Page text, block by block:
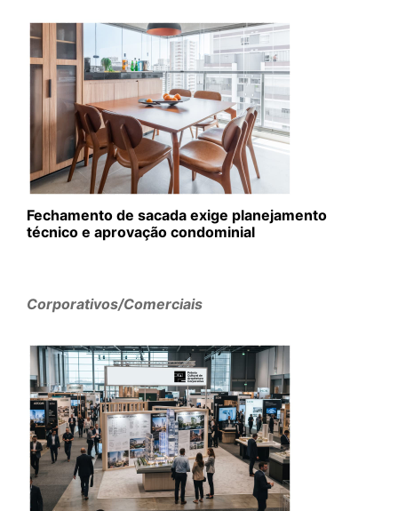
Fechamento de sacada exige planejamento
técnico e aprovação condominial
Corporativos/Comerciais